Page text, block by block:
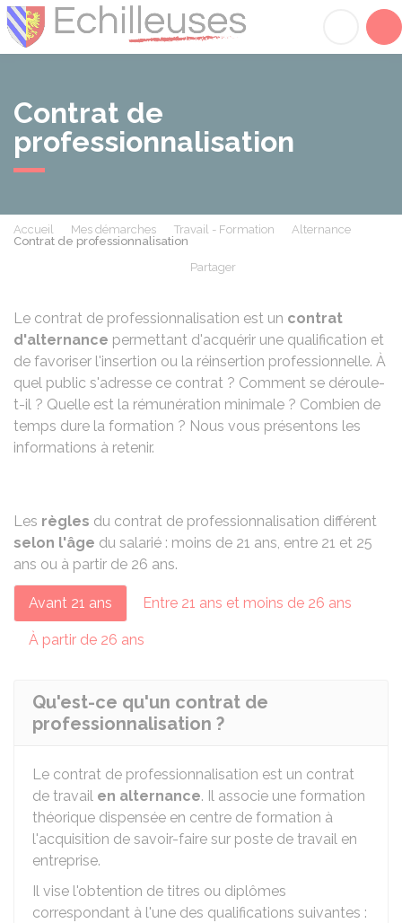
Contrat de
professionnalisation
Accueil Mes démarches Travail - Formation
Alternance
Contrat de professionnalisation
Partager
Le contrat de professionnalisation est un contrat
d'alternance permettant d'acquérir une qualification et
de favoriser l'insertion ou la réinsertion professionnelle. À
quel public s'adresse ce contrat ? Comment se déroule-
t-il ? Quelle est la rémunération minimale ? Combien de
temps dure la formation ? Nous vous présentons les
informations à retenir.
Les règles du contrat de professionnalisation différent
selon l'âge du salarié : moins de 21 ans, entre 21 et 25
ans ou à partir de 26 ans.
Avant 21 ans Entre 21 ans et moins de 26 ans
À partir de 26 ans
Qu'est-ce qu'un contrat de
professionnalisation ?
Le contrat de professionnalisation est un contrat
de travail en alternance. Il associe une formation
théorique dispensée en centre de formation à
l'acquisition de savoir-faire sur poste de travail en
entreprise.
Il vise l'obtention de titres ou diplômes
correspondant à l'une des qualifications suivantes :